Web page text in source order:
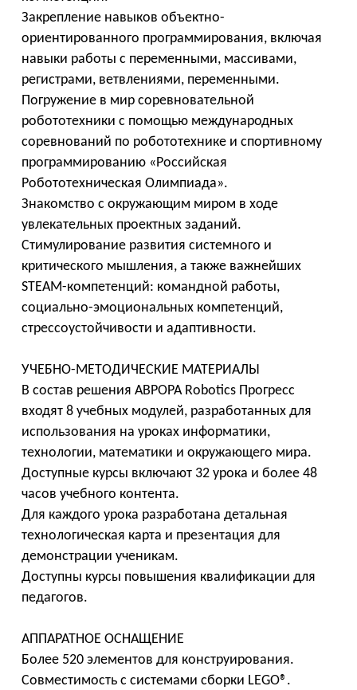
Закрепление навыков объектно-
ориентированного программирования, включая
навыки работы с переменными, массивами,
регистрами, ветвлениями, переменными.
Погружение в мир соревновательной
робототехники с помощью международных
соревнований по робототехнике и спортивному
программированию «Российская
Робототехническая Олимпиада».
Знакомство с окружающим миром в ходе
увлекательных проектных заданий.
Стимулирование развития системного и
критического мышления, а также важнейших
STEAM-компетенций: командной работы,
социально-эмоциональных компетенций,
стрессоустойчивости и адаптивности.
УЧЕБНО-МЕТОДИЧЕСКИЕ МАТЕРИАЛЫ
В состав решения АВРОРА Robotics Прогресс
входят 8 учебных модулей, разработанных для
использования на уроках информатики,
технологии, математики и окружающего мира.
Доступные курсы включают 32 урока и более 48
часов учебного контента.
Для каждого урока разработана детальная
технологическая карта и презентация для
демонстрации ученикам.
Доступны курсы повышения квалификации для
педагогов.
АППАРАТНОЕ ОСНАЩЕНИЕ
Более 520 элементов для конструирования.
Совместимость с системами сборки LEGO®.